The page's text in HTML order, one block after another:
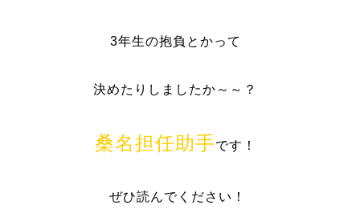
3年生の抱負とかって
決めたりしましたか～～？
桑名担任助手です！
ぜひ読んでください！